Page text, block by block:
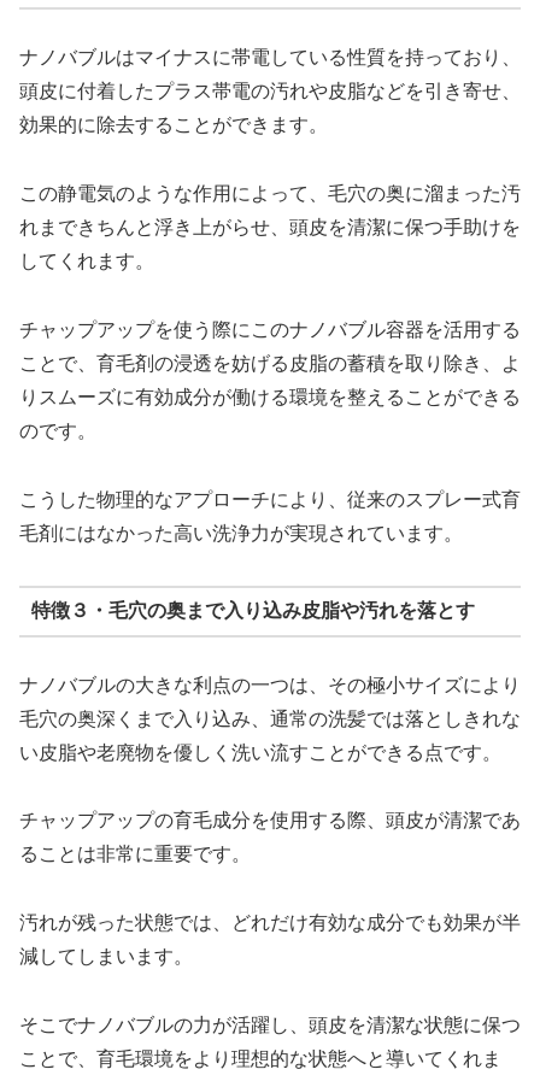
ナノバブルはマイナスに帯電している性質を持っており、
頭皮に付着したプラス帯電の汚れや皮脂などを引き寄せ、
効果的に除去することができます。
この静電気のような作用によって、毛穴の奥に溜まった汚
れまできちんと浮き上がらせ、頭皮を清潔に保つ手助けを
してくれます。
チャップアップを使う際にこのナノバブル容器を活用する
ことで、育毛剤の浸透を妨げる皮脂の蓄積を取り除き、よ
りスムーズに有効成分が働ける環境を整えることができる
のです。
こうした物理的なアプローチにより、従来のスプレー式育
毛剤にはなかった高い洗浄力が実現されています。
特徴３・毛穴の奥まで入り込み皮脂や汚れを落とす
ナノバブルの大きな利点の一つは、その極小サイズにより
毛穴の奥深くまで入り込み、通常の洗髪では落としきれな
い皮脂や老廃物を優しく洗い流すことができる点です。
チャップアップの育毛成分を使用する際、頭皮が清潔であ
ることは非常に重要です。
汚れが残った状態では、どれだけ有効な成分でも効果が半
減してしまいます。
そこでナノバブルの力が活躍し、頭皮を清潔な状態に保つ
ことで、育毛環境をより理想的な状態へと導いてくれま